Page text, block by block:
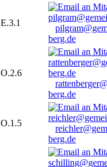
E.3.1
berg.de
O.2.6
berg.de
O.1.5
berg.de